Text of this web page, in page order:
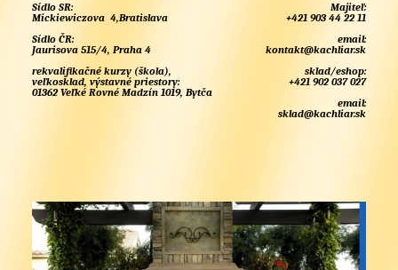
Sídlo SR:
Mickiewiczova 4,Bratislava
Sídlo ČR:
Jaurisova 515/4, Praha 4
rekvalifikačné kurzy (škola),
veľkosklad, výstavné priestory:
01362 Veľké Rovné Madzín 1019, Bytča
Majiteľ:
+421 903 44 22 11
email:
kontakt@kachliar.sk
sklad/eshop:
+421 902 037 027
email:
sklad@kachliar.sk